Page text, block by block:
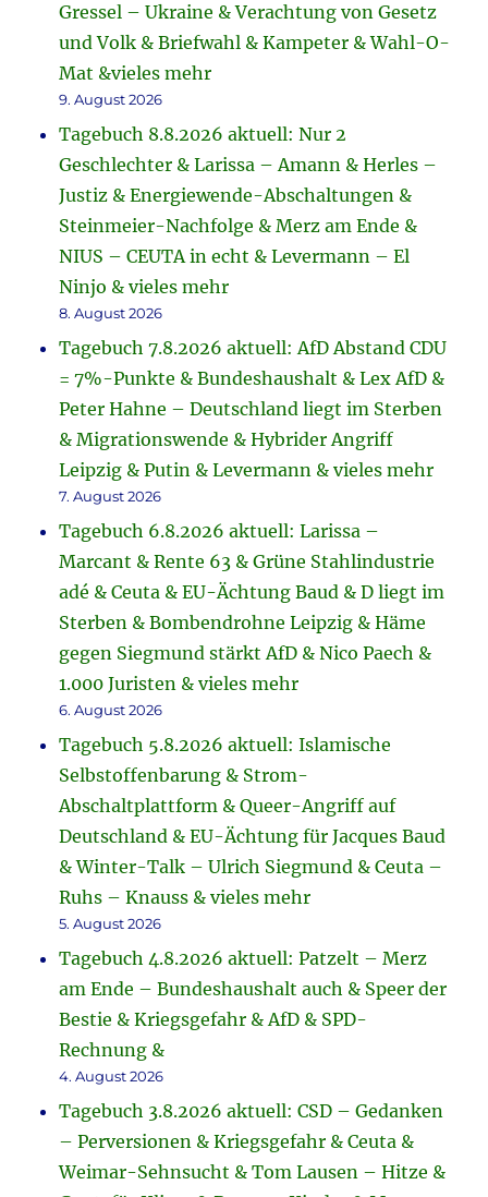
Gressel – Ukraine & Verachtung von Gesetz
und Volk & Briefwahl & Kampeter & Wahl-O-
Mat &vieles mehr
9. August 2026
Tagebuch 8.8.2026 aktuell: Nur 2
Geschlechter & Larissa – Amann & Herles –
Justiz & Energiewende-Abschaltungen &
Steinmeier-Nachfolge & Merz am Ende &
NIUS – CEUTA in echt & Levermann – El
Ninjo & vieles mehr
8. August 2026
Tagebuch 7.8.2026 aktuell: AfD Abstand CDU
= 7%-Punkte & Bundeshaushalt & Lex AfD &
Peter Hahne – Deutschland liegt im Sterben
& Migrationswende & Hybrider Angriff
Leipzig & Putin & Levermann & vieles mehr
7. August 2026
Tagebuch 6.8.2026 aktuell: Larissa –
Marcant & Rente 63 & Grüne Stahlindustrie
adé & Ceuta & EU-Ächtung Baud & D liegt im
Sterben & Bombendrohne Leipzig & Häme
gegen Siegmund stärkt AfD & Nico Paech &
1.000 Juristen & vieles mehr
6. August 2026
Tagebuch 5.8.2026 aktuell: Islamische
Selbstoffenbarung & Strom-
Abschaltplattform & Queer-Angriff auf
Deutschland & EU-Ächtung für Jacques Baud
& Winter-Talk – Ulrich Siegmund & Ceuta –
Ruhs – Knauss & vieles mehr
5. August 2026
Tagebuch 4.8.2026 aktuell: Patzelt – Merz
am Ende – Bundeshaushalt auch & Speer der
Bestie & Kriegsgefahr & AfD & SPD-
Rechnung &
4. August 2026
Tagebuch 3.8.2026 aktuell: CSD – Gedanken
– Perversionen & Kriegsgefahr & Ceuta &
Weimar-Sehnsucht & Tom Lausen – Hitze &